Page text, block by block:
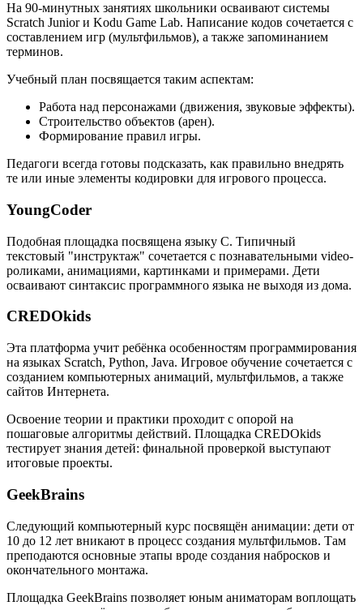
На 90-минутных занятиях школьники осваивают системы
Scratch Junior и Kodu Game Lab. Написание кодов сочетается с
составлением игр (мультфильмов), а также запоминанием
терминов.
Учебный план посвящается таким аспектам:
Работа над персонажами (движения, звуковые эффекты).
Строительство объектов (арен).
Формирование правил игры.
Педагоги всегда готовы подсказать, как правильно внедрять
те или иные элементы кодировки для игрового процесса.
YoungCoder
Подобная площадка посвящена языку C. Типичный
текстовый "инструктаж" сочетается с познавательными video-
роликами, анимациями, картинками и примерами. Дети
осваивают синтаксис программного языка не выходя из дома.
CREDOkids
Эта платформа учит ребёнка особенностям программирования
на языках Scratch, Python, Java. Игровое обучение сочетается с
созданием компьютерных анимаций, мультфильмов, а также
сайтов Интернета.
Освоение теории и практики проходит с опорой на
пошаговые алгоритмы действий. Площадка CREDOkids
тестирует знания детей: финальной проверкой выступают
итоговые проекты.
GeekBrains
Следующий компьютерный курс посвящён анимации: дети от
10 до 12 лет вникают в процесс создания мультфильмов. Там
преподаются основные этапы вроде создания набросков и
окончательного монтажа.
Площадка GeekBrains позволяет юным аниматорам воплощать